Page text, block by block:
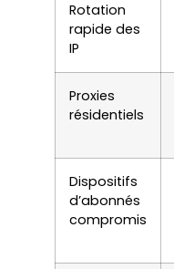
Rotation
rapide des
IP
Proxies
résidentiels
Dispositifs
d’abonnés
compromis